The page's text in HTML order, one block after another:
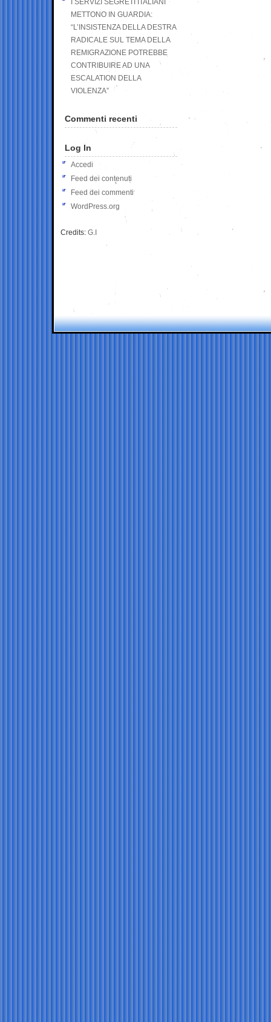
I SERVIZI SEGRETI ITALIANI
METTONO IN GUARDIA:
“L’INSISTENZA DELLA DESTRA
RADICALE SUL TEMA DELLA
REMIGRAZIONE POTREBBE
CONTRIBUIRE AD UNA
ESCALATION DELLA
VIOLENZA”
Commenti recenti
Log In
Accedi
Feed dei contenuti
Feed dei commenti
WordPress.org
Credits: G.I